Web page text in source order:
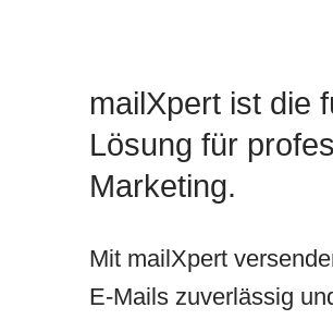
mailXpert ist die
Lösung für
Marketing.
Mit mailXpert
E-Mails zuverlässig